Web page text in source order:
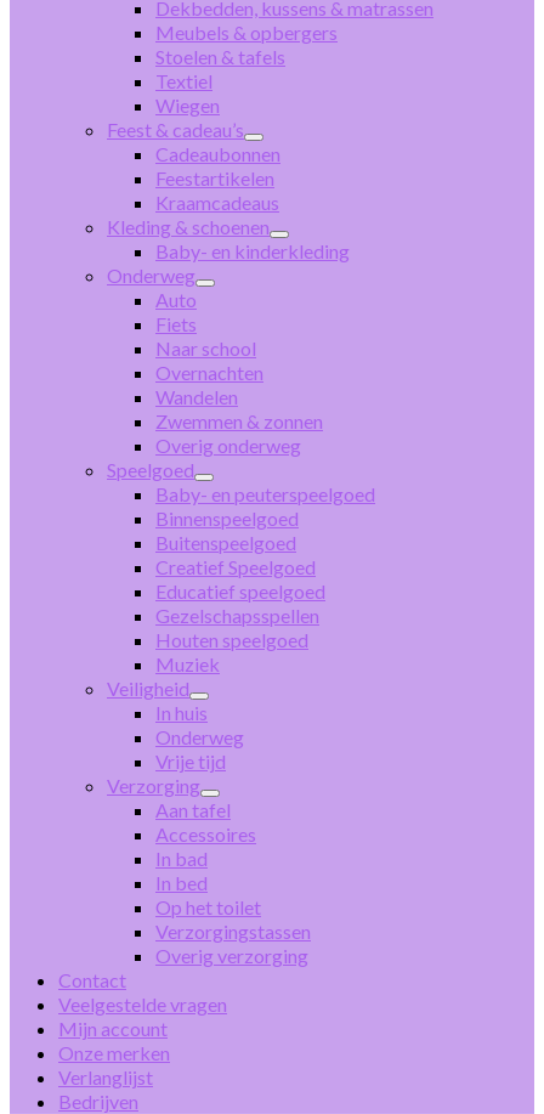
Dekbedden, kussens & matrassen
Meubels & opbergers
Stoelen & tafels
Textiel
Wiegen
Feest & cadeau’s
Cadeaubonnen
Feestartikelen
Kraamcadeaus
Kleding & schoenen
Baby- en kinderkleding
Onderweg
Auto
Fiets
Naar school
Overnachten
Wandelen
Zwemmen & zonnen
Overig onderweg
Speelgoed
Baby- en peuterspeelgoed
Binnenspeelgoed
Buitenspeelgoed
Creatief Speelgoed
Educatief speelgoed
Gezelschapsspellen
Houten speelgoed
Muziek
Veiligheid
In huis
Onderweg
Vrije tijd
Verzorging
Aan tafel
Accessoires
In bad
In bed
Op het toilet
Verzorgingstassen
Overig verzorging
Contact
Veelgestelde vragen
Mijn account
Onze merken
Verlanglijst
Bedrijven